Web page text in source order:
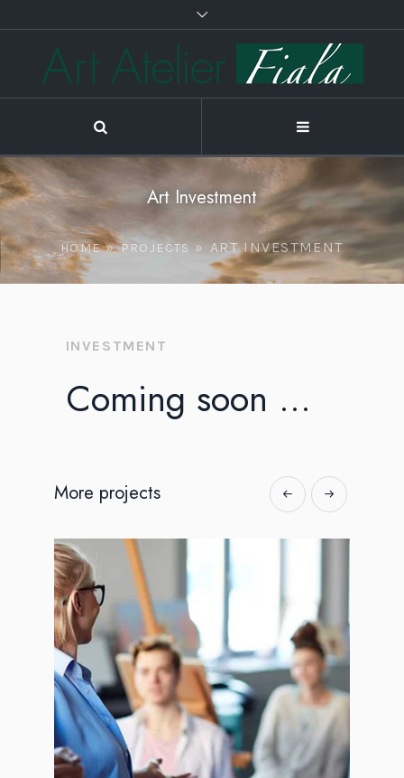
Art Investment
HOME»PROJECTS» ART INVESTMENT
INVESTMENT
Coming soon …
More projects